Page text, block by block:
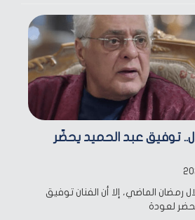
توفيق عبد الحميد يحضّر
رمضان الماضي، إلا أن الفنان توفيق
لعودة